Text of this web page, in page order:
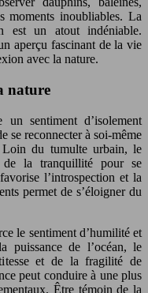
moments inoubliables. La
est un atout indéniable.
aperçu fascinant de la vie
avec la nature.
nature
sentiment d’isolement
se reconnecter à soi-même
Loin du tumulte urbain, le
la tranquillité pour se
l’introspection et la
permet de s’éloigner du
le sentiment d’humilité et
puissance de l’océan, le
et de la fragilité de
peut conduire à une plus
Être témoin de la